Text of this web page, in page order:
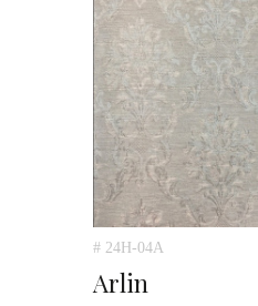
# 24H-04A
Arlin